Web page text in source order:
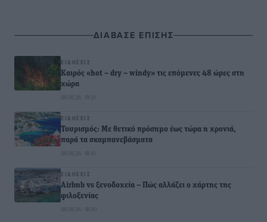
ΔΙΑΒΑΣΕ ΕΠΙΣΗΣ
ΕΙΔΉΣΕΙΣ
Καιρός «hot – dry – windy» τις επόμενες 48 ώρες στη
χώρα
08.08.26 · 19:21
ΕΙΔΉΣΕΙΣ
Τουρισμός: Με θετικό πρόσημο έως τώρα η χρονιά,
παρά τα σκαμπανεβάσματα
08.08.26 · 18:41
ΕΙΔΉΣΕΙΣ
Airbnb vs ξενοδοχεία – Πώς αλλάζει ο χάρτης της
φιλοξενίας
08.08.26 · 18:30